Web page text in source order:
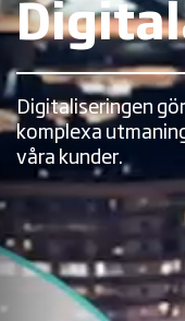
Digitaliseringen
komplexa
våra kunder.